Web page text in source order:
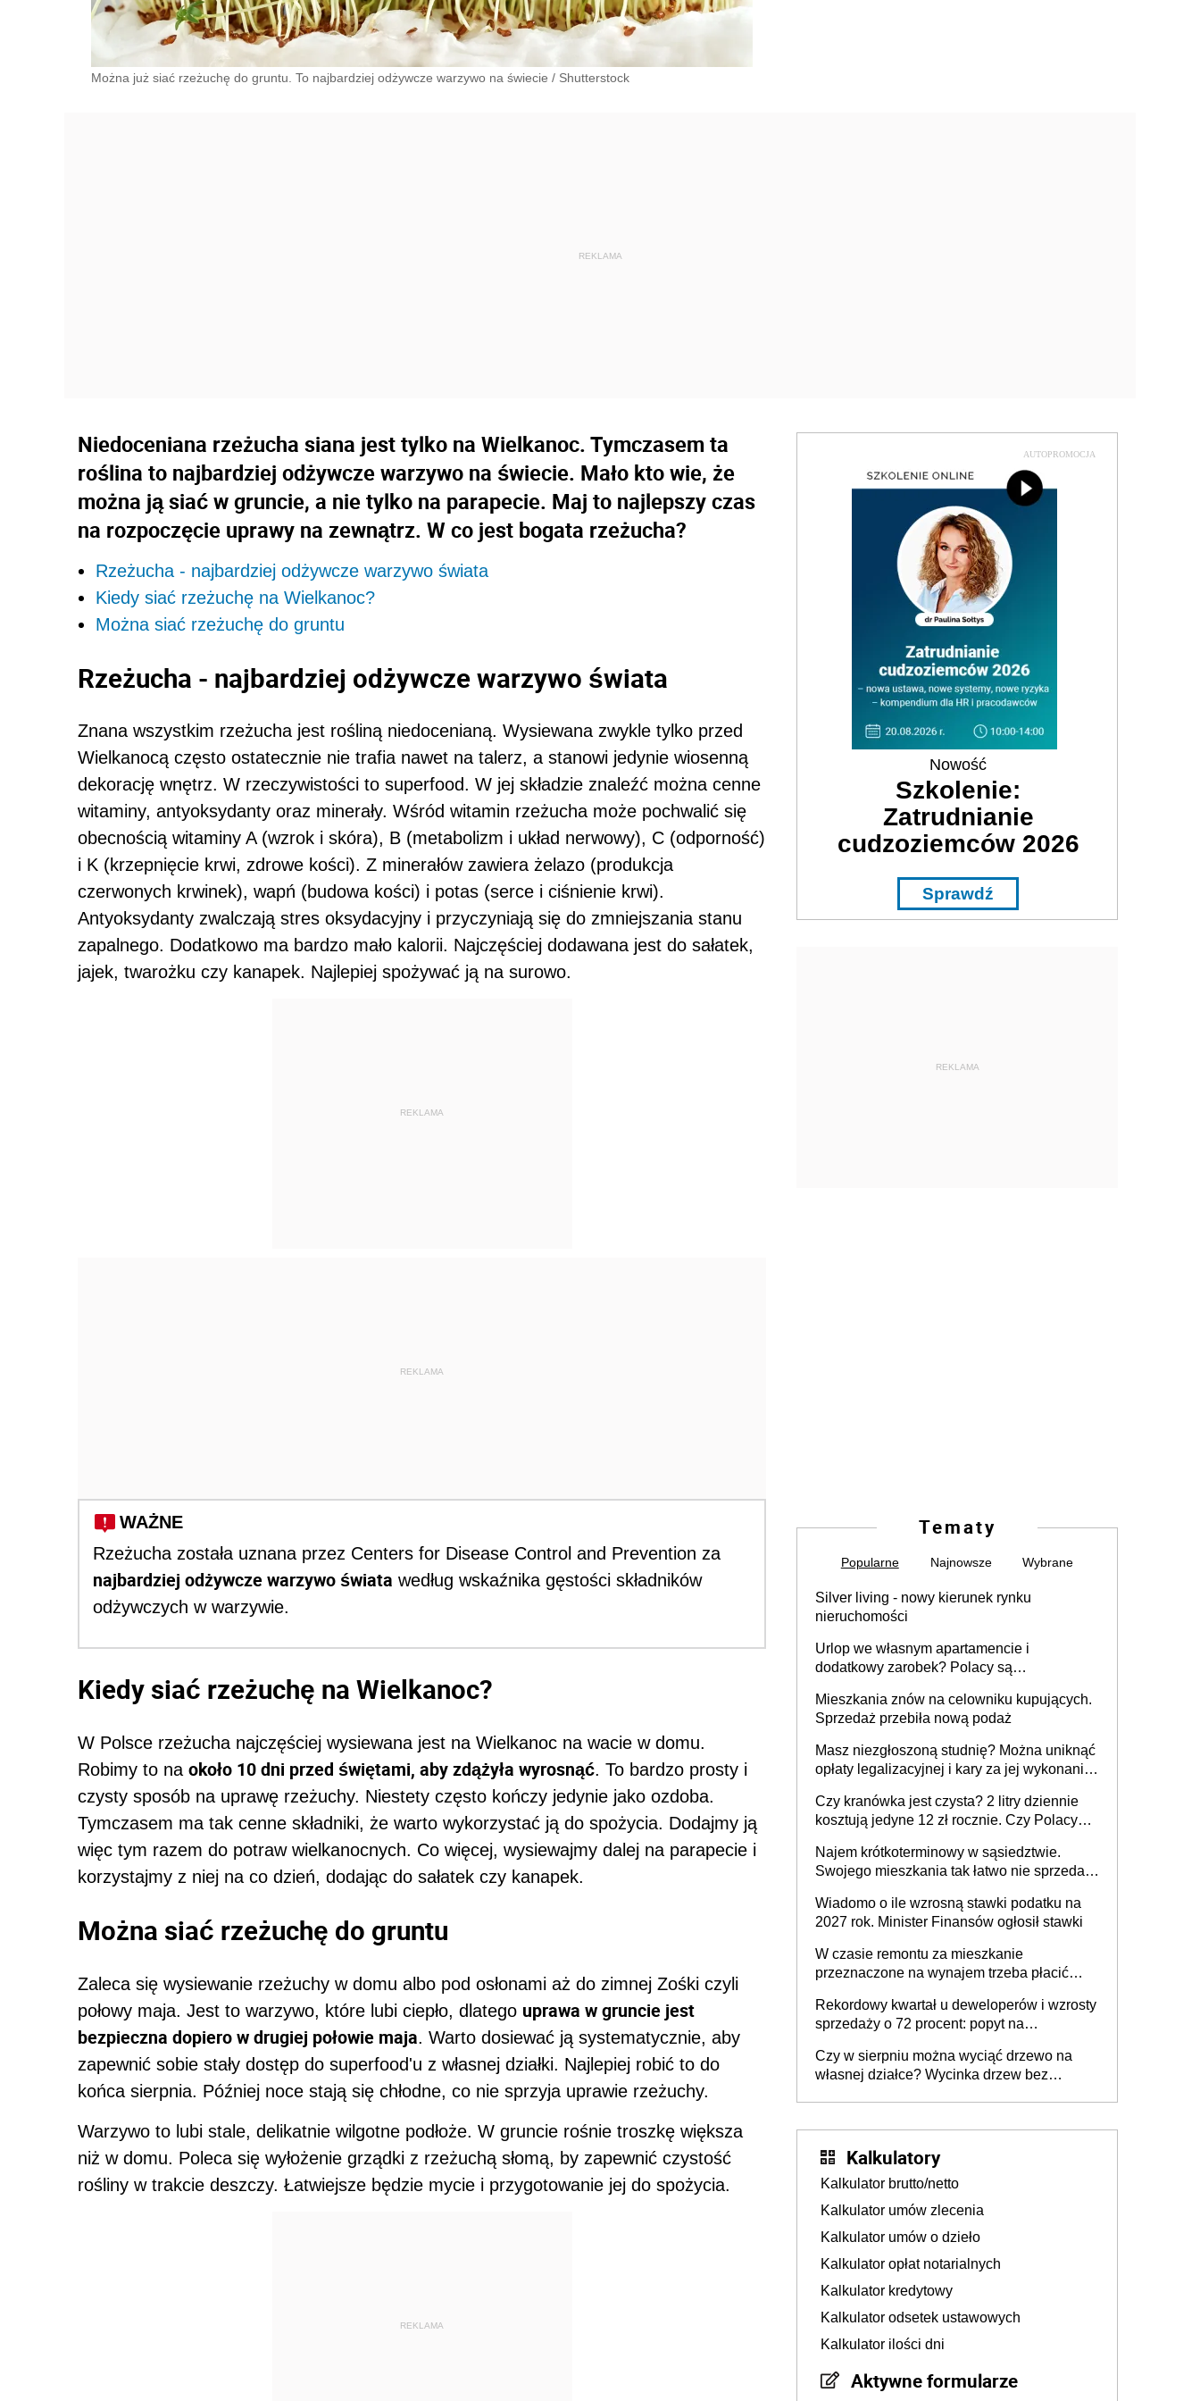
Można już siać rzeżuchę do gruntu. To najbardziej odżywcze warzywo na świecie / Shutterstock
Niedoceniana rzeżucha siana jest tylko na Wielkanoc. Tymczasem ta
roślina to najbardziej odżywcze warzywo na świecie. Mało kto wie, że
można ją siać w gruncie, a nie tylko na parapecie. Maj to najlepszy czas
na rozpoczęcie uprawy na zewnątrz. W co jest bogata rzeżucha?
Rzeżucha - najbardziej odżywcze warzywo świata
Kiedy siać rzeżuchę na Wielkanoc?
Można siać rzeżuchę do gruntu
Rzeżucha - najbardziej odżywcze warzywo świata
Znana wszystkim rzeżucha jest rośliną niedocenianą. Wysiewana zwykle tylko przed
Wielkanocą często ostatecznie nie trafia nawet na talerz, a stanowi jedynie wiosenną
dekorację wnętrz. W rzeczywistości to superfood. W jej składzie znaleźć można cenne
witaminy, antyoksydanty oraz minerały. Wśród witamin rzeżucha może pochwalić się
obecnością witaminy A (wzrok i skóra), B (metabolizm i układ nerwowy), C (odporność)
i K (krzepnięcie krwi, zdrowe kości). Z minerałów zawiera żelazo (produkcja
czerwonych krwinek), wapń (budowa kości) i potas (serce i ciśnienie krwi).
Antyoksydanty zwalczają stres oksydacyjny i przyczyniają się do zmniejszania stanu
zapalnego. Dodatkowo ma bardzo mało kalorii. Najczęściej dodawana jest do sałatek,
jajek, twarożku czy kanapek. Najlepiej spożywać ją na surowo.
REKLAMA
REKLAMA
WAŻNE
Rzeżucha została uznana przez Centers for Disease Control and Prevention za
najbardziej odżywcze warzywo świata według wskaźnika gęstości składników
odżywczych w warzywie.
Kiedy siać rzeżuchę na Wielkanoc?
W Polsce rzeżucha najczęściej wysiewana jest na Wielkanoc na wacie w domu.
Robimy to na około 10 dni przed świętami, aby zdążyła wyrosnąć. To bardzo prosty i
czysty sposób na uprawę rzeżuchy. Niestety często kończy jedynie jako ozdoba.
Tymczasem ma tak cenne składniki, że warto wykorzystać ją do spożycia. Dodajmy ją
więc tym razem do potraw wielkanocnych. Co więcej, wysiewajmy dalej na parapecie i
korzystajmy z niej na co dzień, dodając do sałatek czy kanapek.
Można siać rzeżuchę do gruntu
Zaleca się wysiewanie rzeżuchy w domu albo pod osłonami aż do zimnej Zośki czyli
połowy maja. Jest to warzywo, które lubi ciepło, dlatego uprawa w gruncie jest
bezpieczna dopiero w drugiej połowie maja. Warto dosiewać ją systematycznie, aby
zapewnić sobie stały dostęp do superfood'u z własnej działki. Najlepiej robić to do
końca sierpnia. Później noce stają się chłodne, co nie sprzyja uprawie rzeżuchy.
Warzywo to lubi stale, delikatnie wilgotne podłoże. W gruncie rośnie troszkę większa
niż w domu. Poleca się wyłożenie grządki z rzeżuchą słomą, by zapewnić czystość
rośliny w trakcie deszczy. Łatwiejsze będzie mycie i przygotowanie jej do spożycia.
REKLAMA
AUTOPROMOCJA
Nowość
Szkolenie:
Zatrudnianie
cudzoziemców 2026
Sprawdź
REKLAMA
Tematy
Popularne Najnowsze Wybrane
Silver living - nowy kierunek rynku
nieruchomości
Urlop we własnym apartamencie i
dodatkowy zarobek? Polacy są
Mieszkania znów na celowniku kupujących.
Sprzedaż przebiła nową podaż
Masz niezgłoszoną studnię? Można uniknąć
opłaty legalizacyjnej i kary za jej wykonanie,
Czy kranówka jest czysta? 2 litry dziennie
kosztują jedyne 12 zł rocznie. Czy Polacy
Najem krótkoterminowy w sąsiedztwie.
Swojego mieszkania tak łatwo nie sprzedaż
Wiadomo o ile wzrosną stawki podatku na
2027 rok. Minister Finansów ogłosił stawki
W czasie remontu za mieszkanie
przeznaczone na wynajem trzeba płacić
realizuje w nim potrzeb mieszkaniowych
Rekordowy kwartał u deweloperów i wzrosty
sprzedaży o 72 procent: popyt na
Czy w sierpniu można wyciąć drzewo na
własnej działce? Wycinka drzew bez
Kalkulatory
Kalkulator brutto/netto
Kalkulator umów zlecenia
Kalkulator umów o dzieło
Kalkulator opłat notarialnych
Kalkulator kredytowy
Kalkulator odsetek ustawowych
Kalkulator ilości dni
Aktywne formularze